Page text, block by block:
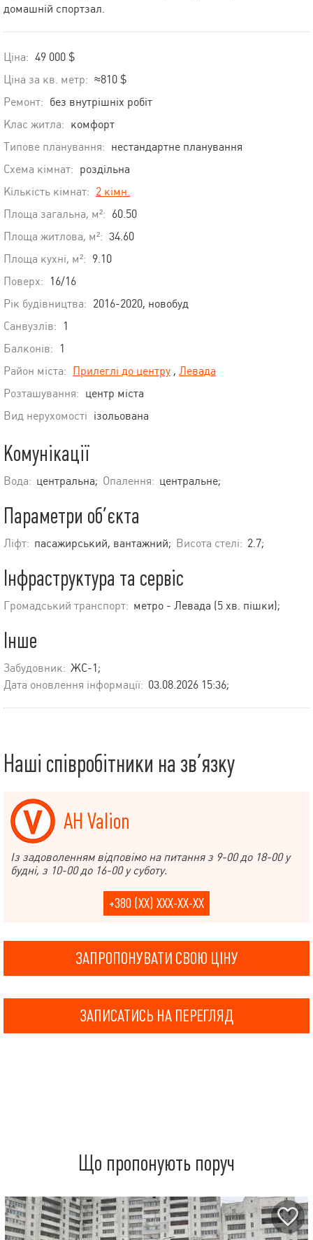
домашній спортзал.
Ціна: 49 000 $
Ціна за кв. метр: ≈810 $
Ремонт: без внутрішніх робіт
Клас житла: комфорт
Типове планування: нестандартне планування
Схема кімнат: роздільна
Кількість кімнат: 2 кімн.
Площа загальна, м²: 60.50
Площа житлова, м²: 34.60
Площа кухні, м²: 9.10
Поверх:
16/16
Рік будівництва: 2016-2020, новобуд
Санвузлів:
1
Балконів:
1
Район міста: Прилеглі до центру , Левада
Розташування: центр міста
Вид нерухомості ізольована
Комунікації
Вода: центральна; Опалення: центральне;
Параметри об’єкта
Ліфт: пасажирський, вантажний; Висота стелі: 2.7;
Інфраструктура та сервіс
Громадський транспорт: метро - Левада (5 хв. пішки);
Інше
Забудовник: ЖС-1;
Дата оновлення інформації: 03.08.2026 15:36;
Наші співробітники на зв’язку
АН Valion
Із задоволенням відповімо на питання з 9-00 до 18-00 у
будні, з 10-00 до 16-00 у суботу.
+380 (XX) XXX-XX-XX
ЗАПРОПОНУВАТИ СВОЮ ЦІНУ
ЗАПИСАТИСЬ НА ПЕРЕГЛЯД
Що пропонують поруч